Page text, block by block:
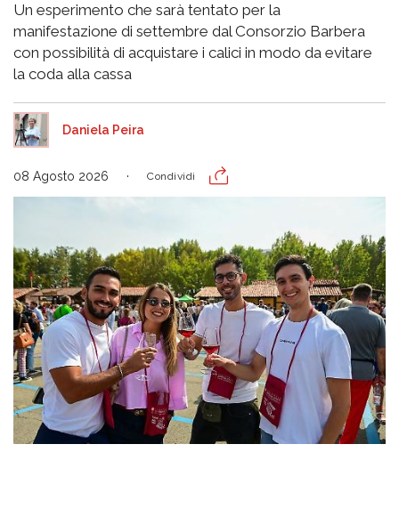
Un esperimento che sarà tentato per la
manifestazione di settembre dal Consorzio Barbera
con possibilità di acquistare i calici in modo da evitare
la coda alla cassa
Daniela Peira
08 Agosto 2026 Condividi